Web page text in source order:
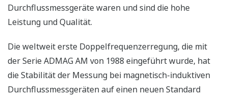
Durchflussmessgeräte waren und sind die hohe
Leistung und Qualität.
Die weltweit erste Doppelfrequenzerregung, die mit
der Serie ADMAG AM von 1988 eingeführt wurde, hat
die Stabilität der Messung bei magnetisch-induktiven
Durchflussmessgeräten auf einen neuen Standard